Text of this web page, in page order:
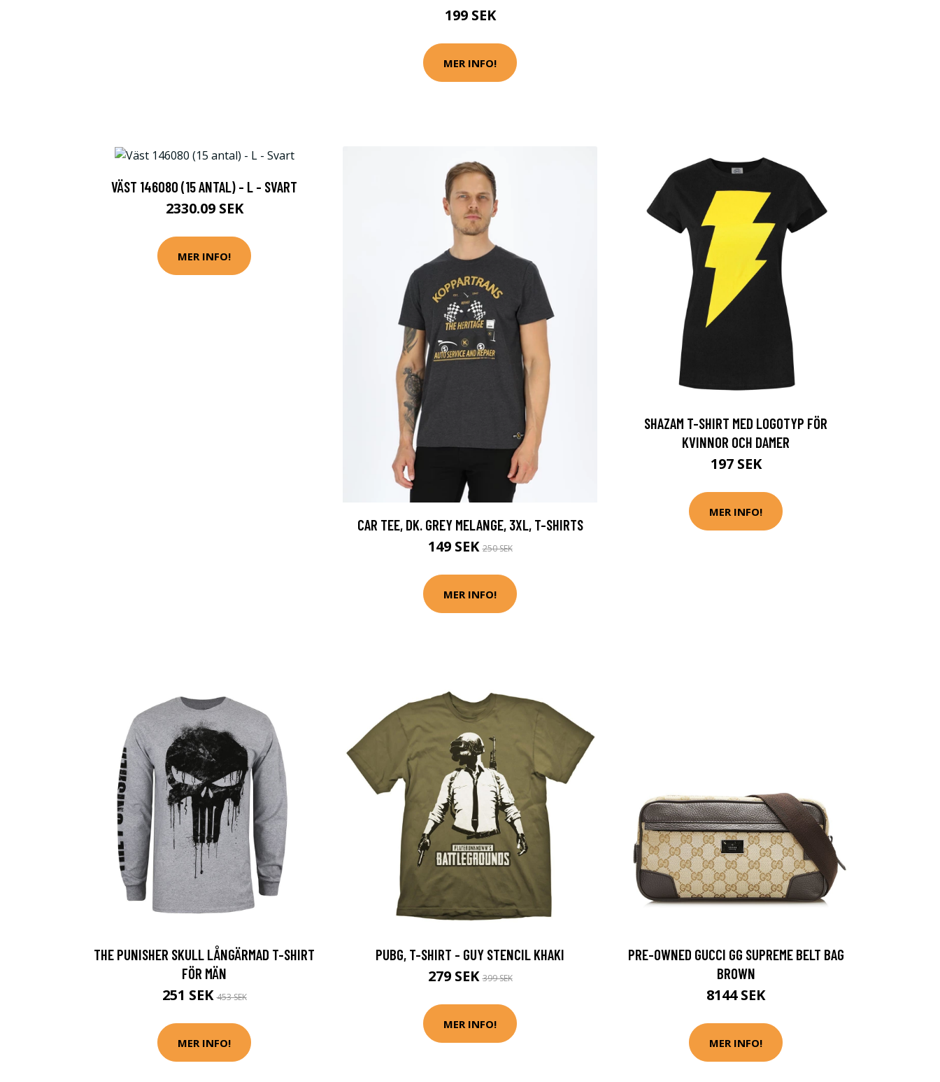
199 SEK
MER INFO!
VÄST 146080 (15 ANTAL) - L - SVART
2330.09 SEK
MER INFO!
CAR TEE, DK. GREY MELANGE, 3XL, T-SHIRTS
149 SEK250 SEK
MER INFO!
SHAZAM T-SHIRT MED LOGOTYP FÖR
KVINNOR OCH DAMER
197 SEK
MER INFO!
THE PUNISHER SKULL LÅNGÄRMAD T-SHIRT
FÖR MÄN
251 SEK453 SEK
MER INFO!
PUBG, T-SHIRT - GUY STENCIL KHAKI
279 SEK399 SEK
MER INFO!
PRE-OWNED GUCCI GG SUPREME BELT BAG
BROWN
8144 SEK
MER INFO!